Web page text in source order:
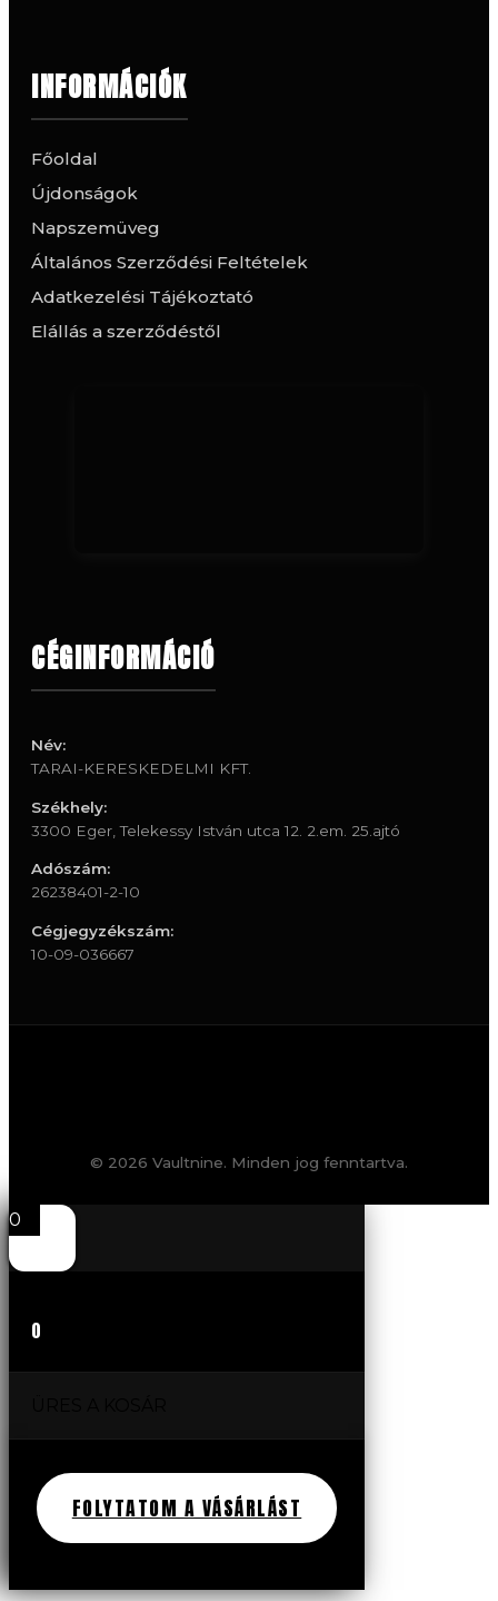
INFORMÁCIÓK
Főoldal
Újdonságok
Napszemüveg
Általános Szerződési Feltételek
Adatkezelési Tájékoztató
Elállás a szerződéstől
CÉGINFORMÁCIÓ
Név:
TARAI-KERESKEDELMI KFT.
Székhely:
3300 Eger, Telekessy István utca 12. 2.em. 25.ajtó
Adószám:
26238401-2-10
Cégjegyzékszám:
10-09-036667
© 2026 Vaultnine. Minden jog fenntartva.
0
0
FOLYTATOM A VÁSÁRLÁST